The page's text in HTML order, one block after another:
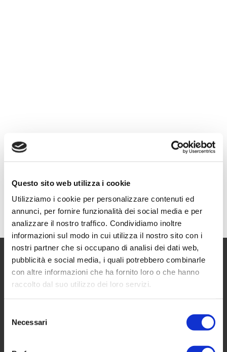
Questo sito web utilizza i cookie
Utilizziamo i cookie per personalizzare contenuti ed
annunci, per fornire funzionalità dei social media e per
analizzare il nostro traffico. Condividiamo inoltre
informazioni sul modo in cui utilizza il nostro sito con i
nostri partner che si occupano di analisi dei dati web,
pubblicità e social media, i quali potrebbero combinarle
con altre informazioni che ha fornito loro o che hanno
raccolto dal suo utilizzo dei loro servizi.
delNecessariA group of Tuscan industries of
GIMO group has brought the